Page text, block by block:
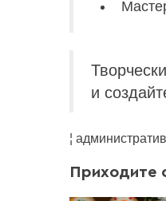
и
¦
Приходите